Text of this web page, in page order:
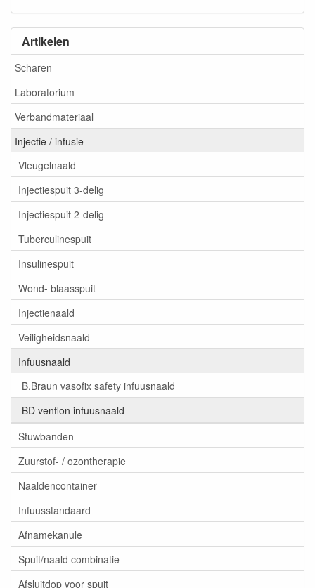
Artikelen
Scharen
Laboratorium
Verbandmateriaal
Injectie / infusie
Vleugelnaald
Injectiespuit 3-delig
Injectiespuit 2-delig
Tuberculinespuit
Insulinespuit
Wond- blaasspuit
Injectienaald
Veiligheidsnaald
Infuusnaald
B.Braun vasofix safety infuusnaald
BD venflon infuusnaald
Stuwbanden
Zuurstof- / ozontherapie
Naaldencontainer
Infuusstandaard
Afnamekanule
Spuit/naald combinatie
Afsluitdop voor spuit